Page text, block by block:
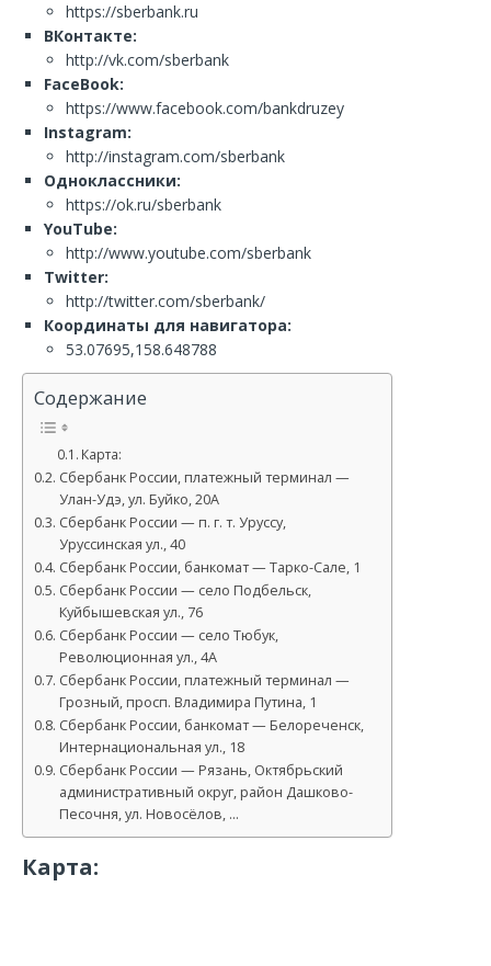
https://sberbank.ru
ВКонтакте:
http://vk.com/sberbank
FaceBook:
https://www.facebook.com/bankdruzey
Instagram:
http://instagram.com/sberbank
Одноклассники:
https://ok.ru/sberbank
YouTube:
http://www.youtube.com/sberbank
Twitter:
http://twitter.com/sberbank/
Координаты для навигатора:
53.07695,158.648788
Содержание
Карта:
Сбербанк России, платежный терминал —
Улан-Удэ, ул. Буйко, 20А
Сбербанк России — п. г. т. Уруссу,
Уруссинская ул., 40
Сбербанк России, банкомат — Тарко-Сале, 1
Сбербанк России — село Подбельск,
Куйбышевская ул., 76
Сбербанк России — село Тюбук,
Революционная ул., 4А
Сбербанк России, платежный терминал —
Грозный, просп. Владимира Путина, 1
Сбербанк России, банкомат — Белореченск,
Интернациональная ул., 18
Сбербанк России — Рязань, Октябрьский
административный округ, район Дашково-
Песочня, ул. Новосёлов, …
Карта: